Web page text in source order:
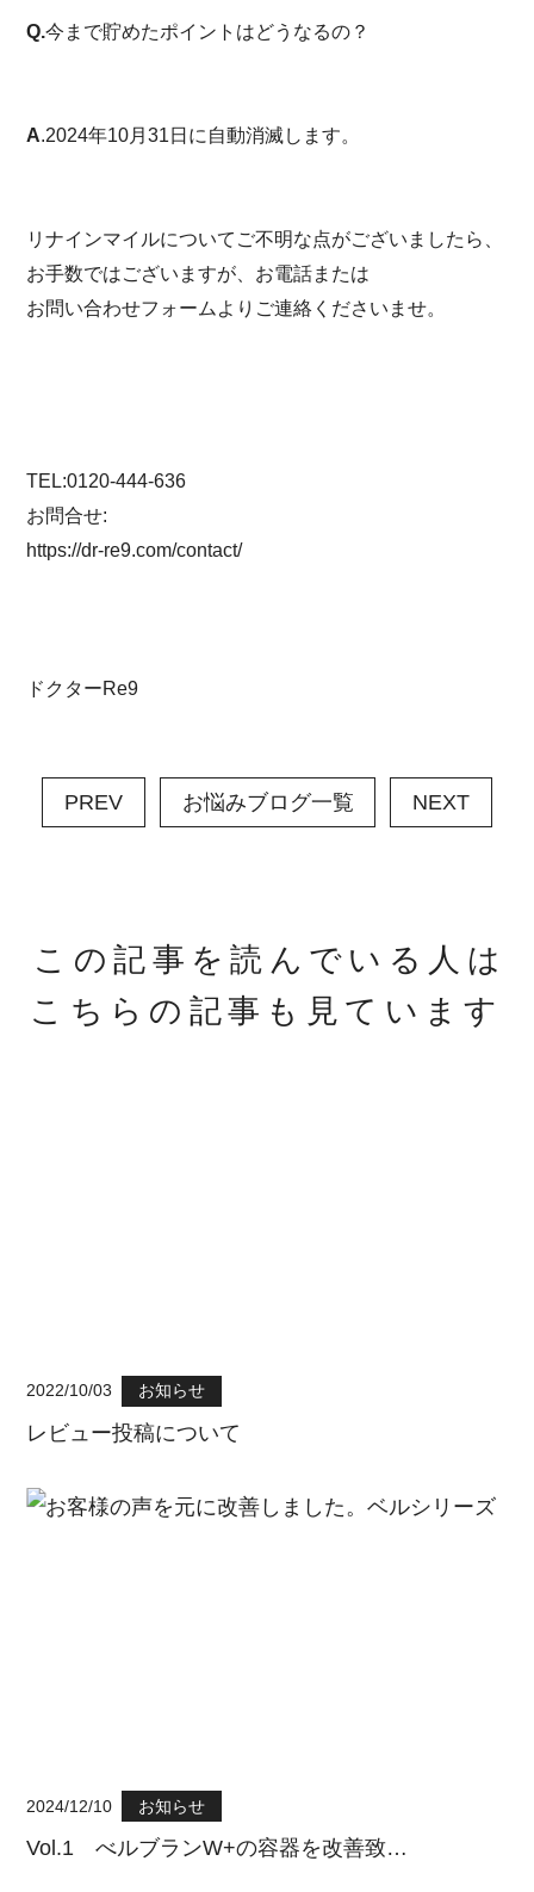
Q.今まで貯めたポイントはどうなるの？
A.2024年10月31日に自動消滅します。
リナインマイルについてご不明な点がございましたら、
お手数ではございますが、お電話または
お問い合わせフォームよりご連絡くださいませ。
TEL:0120-444-636
お問合せ:
https://dr-re9.com/contact/
ドクターRe9
PREV お悩みブログ一覧 NEXT
この記事を読んでいる人は
こちらの記事も見ています
2022/10/03 お知らせ
レビュー投稿について
2024/12/10 お知らせ
Vol.1 べルブランW+の容器を改善致…